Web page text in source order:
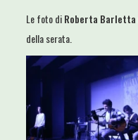
Le foto diRoberta Barletta
della serata.